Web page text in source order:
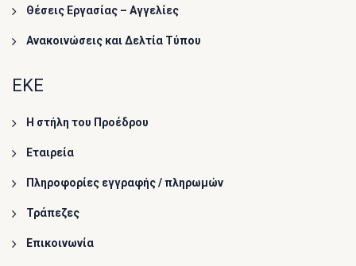
Θέσεις Εργασίας – Αγγελίες
Ανακοινώσεις και Δελτία Τύπου
ΕΚΕ
Η στήλη του Προέδρου
Εταιρεία
Πληροφορίες εγγραφής / πληρωμών
Τράπεζες
Επικοινωνία